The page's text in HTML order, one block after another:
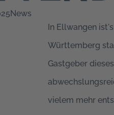
News
In Ellwangen
Württemberg
Gastgeber
vielem mehr